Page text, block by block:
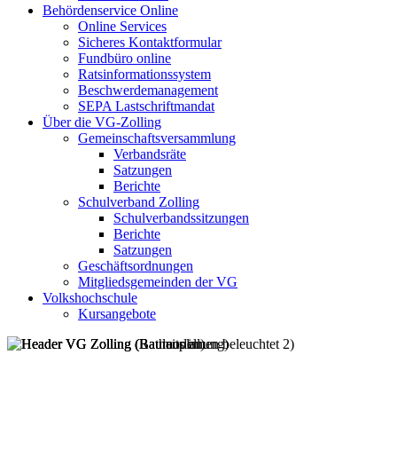
Behördenservice Online
Online Services
Sicheres Kontaktformular
Fundbüro online
Ratsinformationssystem
Beschwerdemanagement
SEPA Lastschriftmandat
Über die VG-Zolling
Gemeinschaftsversammlung
Verbandsräte
Satzungen
Berichte
Schulverband Zolling
Schulverbandssitzungen
Berichte
Satzungen
Geschäftsordnungen
Mitgliedsgemeinden der VG
Volkshochschule
Kursangebote